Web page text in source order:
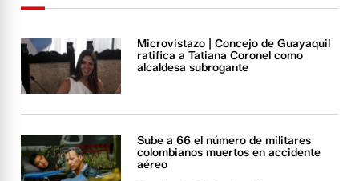
Microvistazo | Concejo de Guayaquil
ratifica a Tatiana Coronel como
alcaldesa subrogante
Sube a 66 el número de militares
colombianos muertos en accidente
aéreo